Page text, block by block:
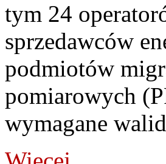
tym 24
sprzedawców
podmiotów
pomiarowych
wymagane